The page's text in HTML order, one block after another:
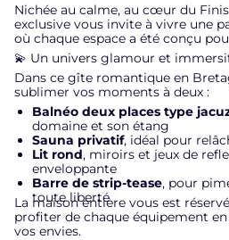
Nichée au calme, au cœur du
exclusive vous invite à vivre une
où chaque espace a été conçu
💫 Un univers glamour et
Dans ce gîte romantique en
sublimer vos moments à deux :
Balnéo deux places type
domaine et son étang
Sauna privatif, idéal pour
Lit rond, miroirs et jeux de
enveloppante
Barre de strip-tease, pour
toute liberté
La maison entière vous est
profiter de chaque équipement
vos envies.